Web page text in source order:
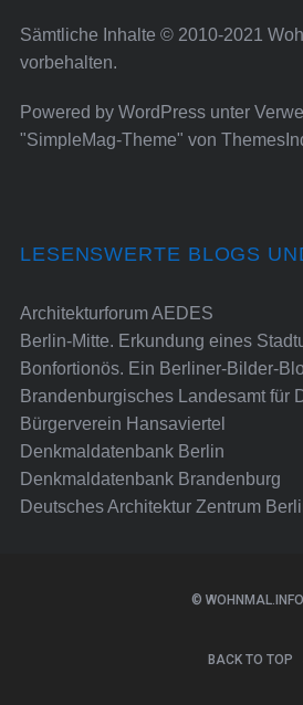
Sämtliche Inhalte © 2010-2021
vorbehalten.
Powered by WordPressunter
"SimpleMag-Theme" von
LESENSWERTE BLOGS
Architekturforum AEDES
Berlin-Mitte. Erkundung eines
Bonfortionös. Ein Berliner-Bilder-
Brandenburgisches Landesamt für
Bürgerverein Hansaviertel
Denkmaldatenbank Berlin
Denkmaldatenbank Brandenburg
Deutsches Architektur Zentrum
© WOHNMAL.INFO
BACK TO TOP